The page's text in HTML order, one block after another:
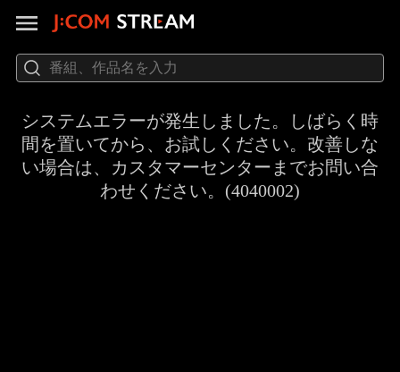
システムエラーが発生しました。しばらく時
間を置いてから、お試しください。改善しな
い場合は、カスタマーセンターまでお問い合
わせください。(4040002)